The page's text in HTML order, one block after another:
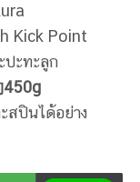
Kick Point
ปะทะลูก
ปินได้อย่าง